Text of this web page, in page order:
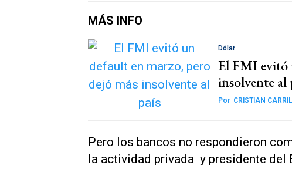
MÁS INFO
Dólar
El FMI evitó
insolvente al
Por CRISTIAN
Pero los bancos no respondieron
la actividad privada y presidente del